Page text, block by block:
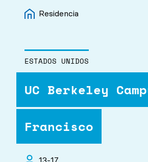
Residencia
ESTADOS UNIDOS
UC Berkeley
Francisco
13-17